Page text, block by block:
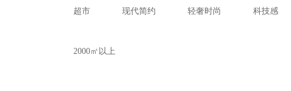
超市 现代简约 轻奢时尚 科技感
2000㎡以上